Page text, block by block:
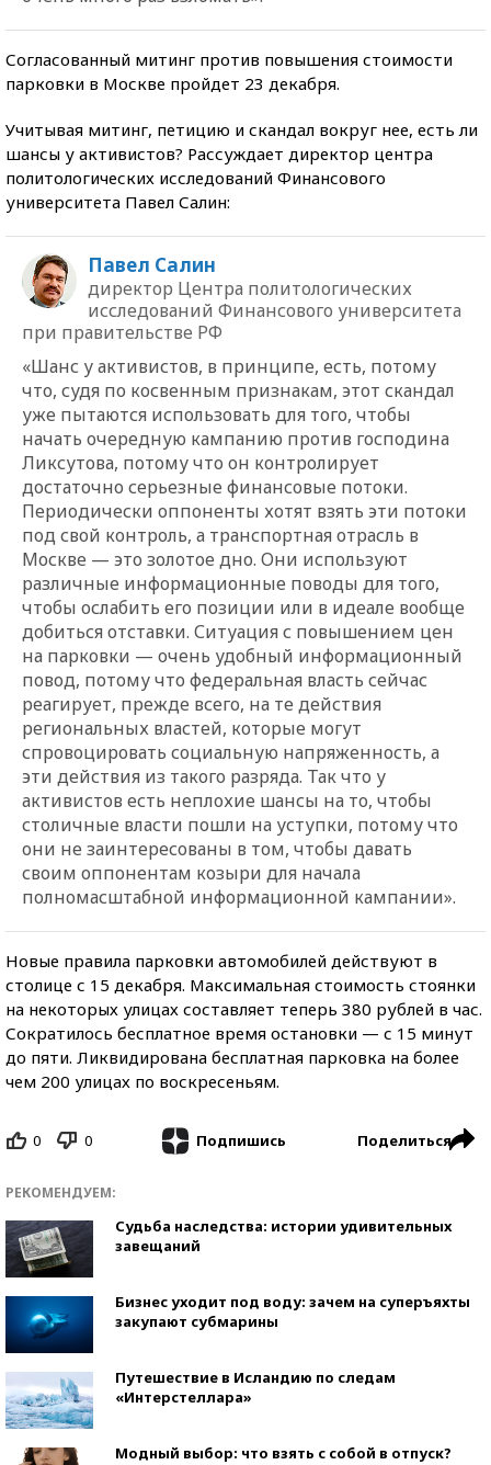
Согласованный митинг против повышения стоимости
парковки в Москве пройдет 23 декабря.
Учитывая митинг, петицию и скандал вокруг нее, есть ли
шансы у активистов? Рассуждает директор центра
политологических исследований Финансового
университета Павел Салин:
Павел Салин
директор Центра политологических
исследований Финансового университета
при правительстве РФ
«Шанс у активистов, в принципе, есть, потому
что, судя по косвенным признакам, этот скандал
уже пытаются использовать для того, чтобы
начать очередную кампанию против господина
Ликсутова, потому что он контролирует
достаточно серьезные финансовые потоки.
Периодически оппоненты хотят взять эти потоки
под свой контроль, а транспортная отрасль в
Москве — это золотое дно. Они используют
различные информационные поводы для того,
чтобы ослабить его позиции или в идеале вообще
добиться отставки. Ситуация с повышением цен
на парковки — очень удобный информационный
повод, потому что федеральная власть сейчас
реагирует, прежде всего, на те действия
региональных властей, которые могут
спровоцировать социальную напряженность, а
эти действия из такого разряда. Так что у
активистов есть неплохие шансы на то, чтобы
столичные власти пошли на уступки, потому что
они не заинтересованы в том, чтобы давать
своим оппонентам козыри для начала
полномасштабной информационной кампании».
Новые правила парковки автомобилей действуют в
столице с 15 декабря. Максимальная стоимость стоянки
на некоторых улицах составляет теперь 380 рублей в час.
Сократилось бесплатное время остановки — с 15 минут
до пяти. Ликвидирована бесплатная парковка на более
чем 200 улицах по воскресеньям.
0 0 Подпишись Поделиться
РЕКОМЕНДУЕМ:
Судьба наследства: истории удивительных
завещаний
Бизнес уходит под воду: зачем на суперъяхты
закупают субмарины
Путешествие в Исландию по следам
«Интерстеллара»
Модный выбор: что взять с собой в отпуск?